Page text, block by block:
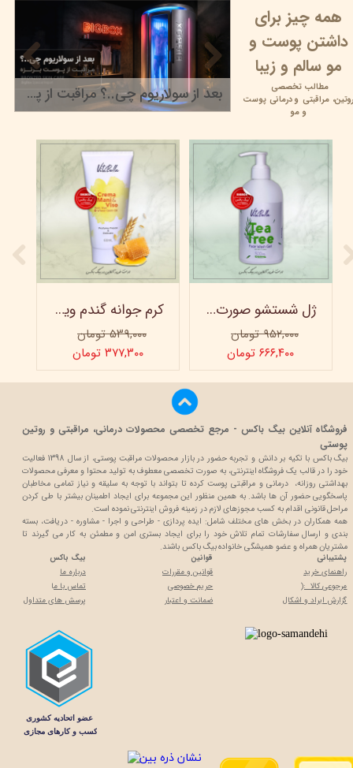
بعد از سولاریوم چی..؟ مراقبت از پوست برنزه
همه چیز برای
داشتن پوست و
مو سالم و زیبا
مطالب تخصصی
روتین،مراقبتی ودرمانی پوست
و مو
کرم جوانه گندم ویتابلا - تیوپی 60 میلی‌ لیتر
۵۳۹,۰۰۰ تومان
۳۷۷,۳۰۰ تومان
ژل شستشو صورت ویتابلا - 300 میلی لیتر
۹۵۲,۰۰۰ تومان
۶۶۶,۴۰۰ تومان
پشتیبانی
راهنمای خرید
مرجوعی کالا :(
گزارش ایراد و اشکال
قوانین
قوانین و مقررات
حریم خصوصی
ضمانت و اعتبار
بیگ باکس
درباره ما
تماس با ما
پرسش های متداول
فروشگاه آنلاین بیگ باکس - مرجع تخصصی محصولات درمانی، مراقبتی و روتین
پوستی
بیگ باکس با تکیه بر دانش و تجربه حضور در بازار محصولات مراقبت پوستی، از سال 1398 فعالیت
خود را در قالب یک فروشگاه اینترنتی، به صورت تخصصی معطوف به تولید محتوا و معرفی محصولات
بهداشتی روزانه، درمانی و مراقبتی پوست کرده تا بتواند با توجه به سلیقه و نیاز تمامی مخاطبان
پاسخگویی حضور آن ها باشد. به همین منظور این مجموعه برای ایجاد اطمینان بیشتر با طی کردن
مراحل قانونی اقدام به کسب مجوزهای لازم در زمینه فروش اینترنتی نموده است.
همه همکاران در بخش های مختلف شامل: ایده پردازی - طراحی و اجرا - مشاوره - دریافت، بسته
بندی و ارسال سفارشات تمام تلاش خود را برای ایجاد بستری امن و مطمئن به کار می گیرند تا
مشتریان همراه و عضو همیشگی خانواده بیگ باکس باشند.